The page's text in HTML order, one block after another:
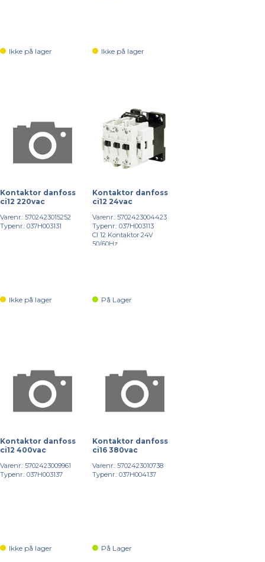
Ikke på lager Ikke på lager
Kontaktor danfoss
ci12 220vac
Varenr.: 5702423015252
Typenr.: 037H003131
Ikke på lager
Kontaktor danfoss
ci12 24vac
Varenr.: 5702423004423
Typenr.: 037H003113
CI 12 Kontaktor 24V
50/60Hz
På Lager
Kontaktor danfoss
ci12 400vac
Varenr.: 5702423009961
Typenr.: 037H003137
Ikke på lager
Kontaktor danfoss
ci16 380vac
Varenr.: 5702423010738
Typenr.: 037H004137
På Lager